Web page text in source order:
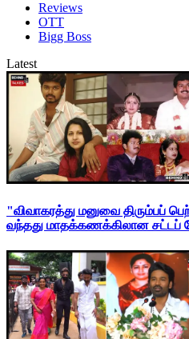
Reviews
OTT
Bigg Boss
Latest
"விவாகரத்து மனுவை திரும்பப்
வந்தது மாதக்கணக்கிலான சட்டப்